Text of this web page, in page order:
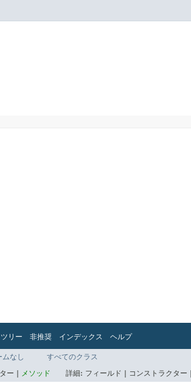
ツリー 非推奨 インデックス ヘルプ
ムなし
すべてのクラス
ー | メソッド 詳細: フィールド | コンストラクター |